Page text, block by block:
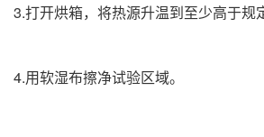
3.打开烘箱，将热源升温到至少高于规
4.用软湿布擦净试验区域。